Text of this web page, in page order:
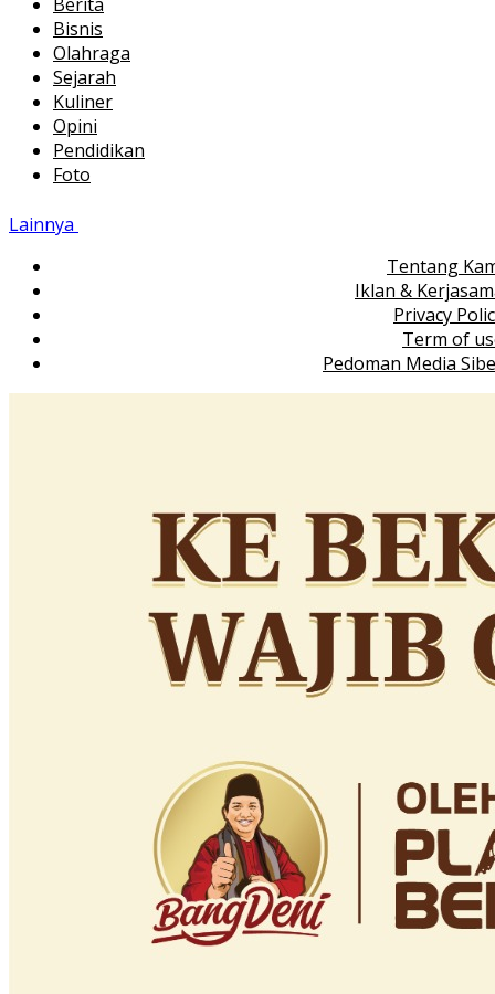
Bisnis
Olahraga
Sejarah
Kuliner
Opini
Pendidikan
Foto
Lainnya
Tentang
Iklan &
Privacy
Term of
Pedoman Media